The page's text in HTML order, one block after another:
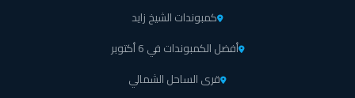
طاقم الحراسة المتخصص في كمبوند ايزولا شيراتون مصر
الجديدة الذي يقدم خدمات أمنية لضمان لك الهدوء والطمأنينة
في كل وقت، مع كاميرات المراقبة التي ترصد كافة الأنشطة
كمبوندات الشيخ زايد
أفضل الكمبوندات في 6 أكتوبر
قرى الساحل الشمالي